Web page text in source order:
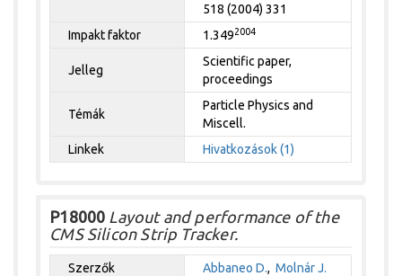
518 (2004) 331
Impakt faktor
1.3492004
Jelleg
Scientific paper,
proceedings
Témák
Particle Physics and
Miscell.
Linkek
Hivatkozások (1)
P18000 Layout and performance of the
CMS Silicon Strip Tracker.
Szerzők Abbaneo D.,Molnár J.